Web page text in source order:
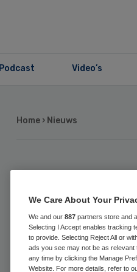
Podcast Video’s
Home › Nieuws
Tragel
in
We Care About Your
We and our 887 partners store and
Selecting I Accept enables tracking
to provide. Selecting Reject All or
ads you see may not be as
any time by clicking the Manage
Website. For more details, refer to